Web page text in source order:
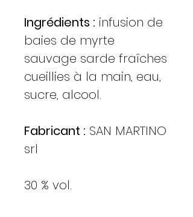
Ingrédients : infusion de
baies de myrte
sauvage sarde fraîches
cueillies à la main, eau,
sucre, alcool.
Fabricant : SAN MARTINO
srl
30 % vol.